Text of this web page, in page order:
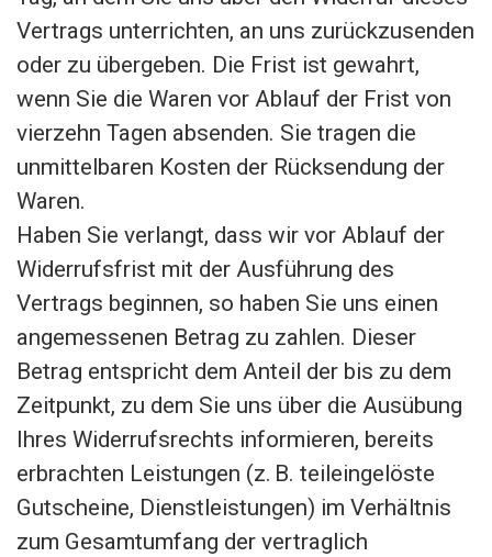
Vertrags unterrichten, an uns zurückzusenden
oder zu übergeben. Die Frist ist gewahrt,
wenn Sie die Waren vor Ablauf der Frist von
vierzehn Tagen absenden. Sie tragen die
unmittelbaren Kosten der Rücksendung der
Waren.
Haben Sie verlangt, dass wir vor Ablauf der
Widerrufsfrist mit der Ausführung des
Vertrags beginnen, so haben Sie uns einen
angemessenen Betrag zu zahlen. Dieser
Betrag entspricht dem Anteil der bis zu dem
Zeitpunkt, zu dem Sie uns über die Ausübung
Ihres Widerrufsrechts informieren, bereits
erbrachten Leistungen (z. B. teileingelöste
Gutscheine, Dienstleistungen) im Verhältnis
zum Gesamtumfang der vertraglich